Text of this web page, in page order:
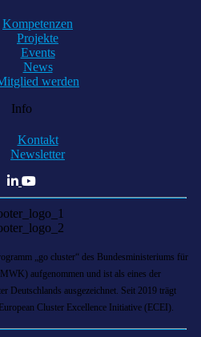
Kompetenzen
Projekte
Events
News
werden
Info
Kontakt
Newsletter
„go cluster“ des Bundesministeriums für
aufgenommen und ist als eines der
Deutschlands ausgezeichnet. Seit 2019 trägt
Cluster Excellence Initiative (ECEI).